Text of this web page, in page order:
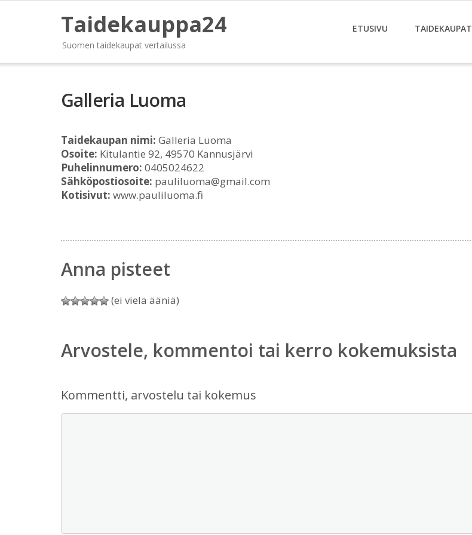
Taidekauppa24
Suomen taidekaupat vertailussa
ETUSIVU TAIDEKAUPAT
Galleria Luoma
Taidekaupan nimi: Galleria Luoma
Osoite: Kitulantie 92, 49570 Kannusjärvi
Puhelinnumero: 0405024622
Sähköpostiosoite: pauliluoma@gmail.com
Kotisivut: www.pauliluoma.fi
Anna pisteet
(ei vielä ääniä)
Arvostele, kommentoi tai kerro kokemuksista
Kommentti, arvostelu tai kokemus